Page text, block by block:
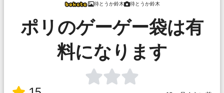
待とうか鈴木 待とうか鈴木
ポリのゲーゲー袋は有
料になります